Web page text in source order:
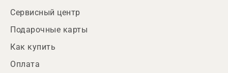
Сервисный центр
Подарочные карты
Как купить
Оплата